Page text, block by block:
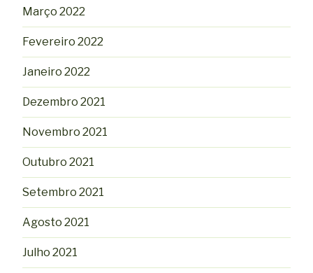
Março 2022
Fevereiro 2022
Janeiro 2022
Dezembro 2021
Novembro 2021
Outubro 2021
Setembro 2021
Agosto 2021
Julho 2021